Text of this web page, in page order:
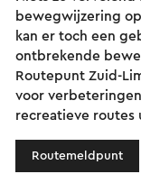
bewegwijzering
kan er toch een
ontbrekende
Routepunt Zuid-
voor
recreatieve routes
Routemeldpunt